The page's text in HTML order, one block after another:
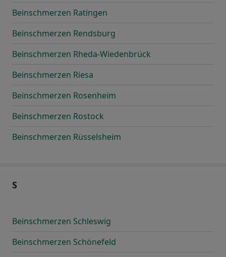
Beinschmerzen Ratingen
Beinschmerzen Rendsburg
Beinschmerzen Rheda-Wiedenbrück
Beinschmerzen Riesa
Beinschmerzen Rosenheim
Beinschmerzen Rostock
Beinschmerzen Rüsselsheim
S
Beinschmerzen Schleswig
Beinschmerzen Schönefeld